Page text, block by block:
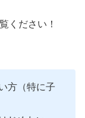
ください！
方（特に子